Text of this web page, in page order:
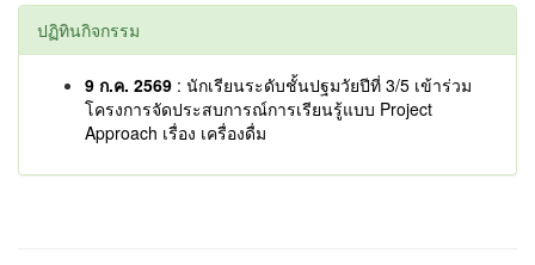
ปฏิทินกิจกรรม
9 ก.ค. 2569 : นักเรียนระดับชั้นปฐมวัยปีที่ 3/5 เข้าร่วม
โครงการจัดประสบการณ์การเรียนรู้แบบ Project
Approach เรื่อง เครื่องดื่ม